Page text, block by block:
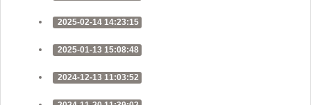
2025-02-14 14:23:15
2025-01-13 15:08:48
2024-12-13 11:03:52